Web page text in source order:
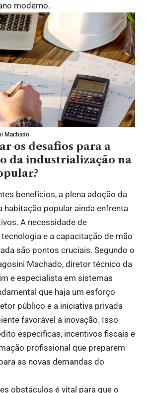
moderno.
Machado
os desafios para a
da industrialização na
benefícios, a plena adoção da
habitação popular ainda enfrenta
A necessidade de
e a capacitação de mão
são pontos cruciais. Segundo o
Machado, diretor técnico da
e especialista em sistemas
que haja um esforço
público e a iniciativa privada
favorável à inovação. Isso
específicas, incentivos fiscais e
profissional que preparem
as novas demandas do
obstáculos é vital para que o